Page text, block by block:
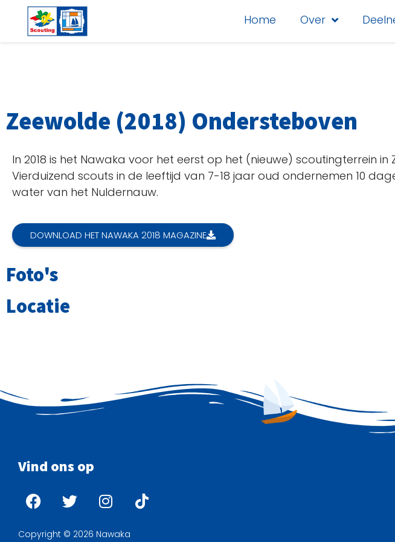
Home Over
Zeewolde (2018) Ondersteboven
In 2018 is het Nawaka voor het eerst op het (nieuwe) scoutingterrein
Vierduizend scouts in de leeftijd van 7-18 jaar oud ondernemen 10
water van het Nuldernauw.
DOWNLOAD HET NAWAKA 2018 MAGAZINE
Foto's
Locatie
Vind ons op
Copyright © 2026 Nawaka